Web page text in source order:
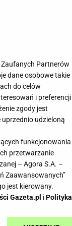
Zaufanych Partnerów
dane osobowe takie
do celów
i preferencji
zgody jest
udzieloną
funkcjonowania
przetwarzanie
– Agora S.A. –
Zaawansowanych”
jest kierowany.
Gazeta.pl iPolityka